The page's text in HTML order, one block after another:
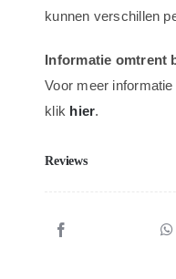
kunnen verschillen
Informatie omtrent
Voor meer
klik hier.
Reviews